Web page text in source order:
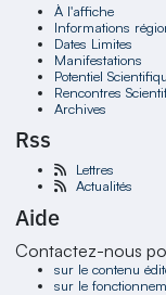
À l'affiche
Informations
Dates Limites
Manifestations
Potentiel
Rencontres
Archives
Rss
Lettres
Actualités
Aide
Contactez-nous
sur le contenu
sur le